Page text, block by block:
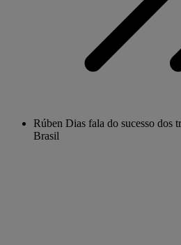
Rúben Dias fala do sucesso dos
Brasil